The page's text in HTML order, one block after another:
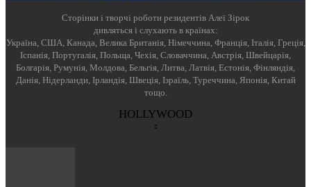
Cторінки і творчі роботи резидентів Алеї Зірок
дивляться і слухають в країнах:
Україна, США, Канада, Велика Британія, Німеччина, Франція, Італія, Греція,
Іспанія, Португалія, Польща, Чехія, Словаччина, Австрія, Швейцарія,
Болгарія, Румунія, Молдова, Бельгія, Литва, Латвія, Естонія, Фінляндія,
Данія, Нідерланди, Ірландія, Швеція, Ізраїль, Туреччина, Японія, Китай
тощо.
HOLLYWOOD